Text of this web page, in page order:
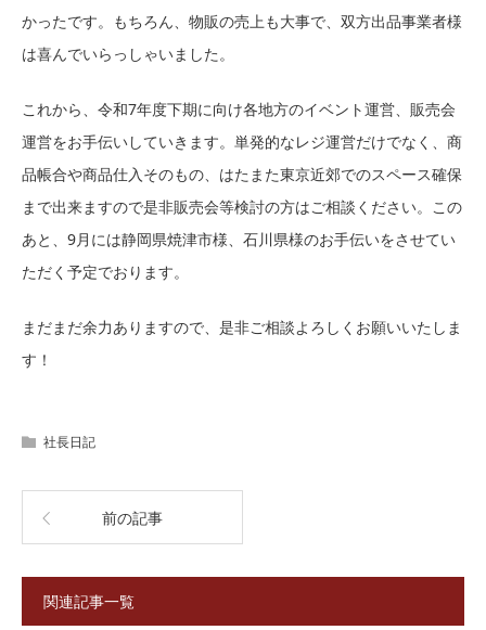
かったです。もちろん、物販の売上も大事で、双方出品事業者様
は喜んでいらっしゃいました。
これから、令和7年度下期に向け各地方のイベント運営、販売会
運営をお手伝いしていきます。単発的なレジ運営だけでなく、商
品帳合や商品仕入そのもの、はたまた東京近郊でのスペース確保
まで出来ますので是非販売会等検討の方はご相談ください。この
あと、9月には静岡県焼津市様、石川県様のお手伝いをさせてい
ただく予定でおります。
まだまだ余力ありますので、是非ご相談よろしくお願いいたしま
す！
社長日記
前の記事
関連記事一覧